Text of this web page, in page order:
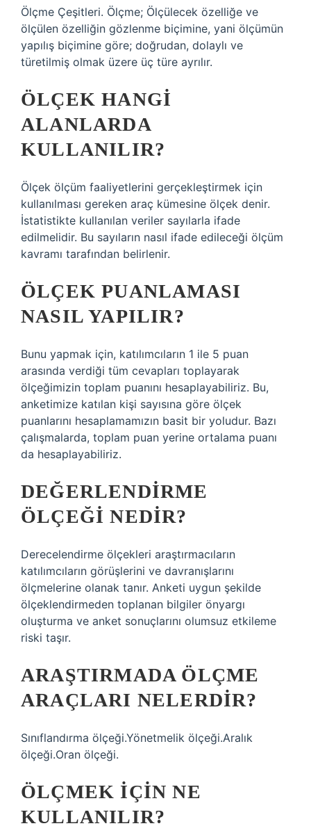
Ölçme Çeşitleri. Ölçme; Ölçülecek özelliğe ve
ölçülen özelliğin gözlenme biçimine, yani ölçümün
yapılış biçimine göre; doğrudan, dolaylı ve
türetilmiş olmak üzere üç türe ayrılır.
ÖLÇEK HANGI
ALANLARDA
KULLANILIR?
Ölçek ölçüm faaliyetlerini gerçekleştirmek için
kullanılması gereken araç kümesine ölçek denir.
İstatistikte kullanılan veriler sayılarla ifade
edilmelidir. Bu sayıların nasıl ifade edileceği ölçüm
kavramı tarafından belirlenir.
ÖLÇEK PUANLAMASI
NASIL YAPILIR?
Bunu yapmak için, katılımcıların 1 ile 5 puan
arasında verdiği tüm cevapları toplayarak
ölçeğimizin toplam puanını hesaplayabiliriz. Bu,
anketimize katılan kişi sayısına göre ölçek
puanlarını hesaplamamızın basit bir yoludur. Bazı
çalışmalarda, toplam puan yerine ortalama puanı
da hesaplayabiliriz.
DEĞERLENDIRME
ÖLÇEĞI NEDIR?
Derecelendirme ölçekleri araştırmacıların
katılımcıların görüşlerini ve davranışlarını
ölçmelerine olanak tanır. Anketi uygun şekilde
ölçeklendirmeden toplanan bilgiler önyargı
oluşturma ve anket sonuçlarını olumsuz etkileme
riski taşır.
ARAŞTIRMADA ÖLÇME
ARAÇLARI NELERDIR?
Sınıflandırma ölçeği.Yönetmelik ölçeği.Aralık
ölçeği.Oran ölçeği.
ÖLÇMEK IÇIN NE
KULLANILIR?